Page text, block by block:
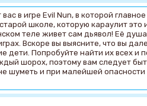
в игре Evil Nun, в которой
школе, которую караулит
теле живет сам дьявол! Её
Вскоре вы выясните, что вы
дети. Попробуйте найти их всех и
шорох, поэтому вам следует
шуметь и при малейшей опасности